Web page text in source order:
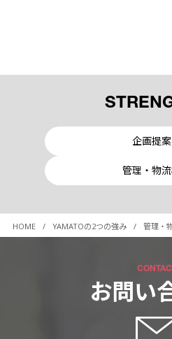
企画提
管理・物
HOME YAMATOの2つの強み 管理・
お問い